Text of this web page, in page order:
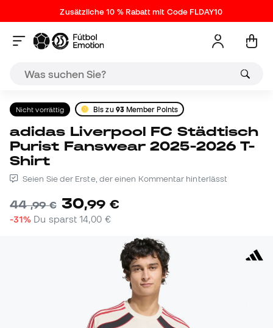
Zusätzliche 10 % Rabatt mit Code FLDAY10
Nicht vorrättig Bis zu 93Member Points
adidas Liverpool FC Städtisch
Purist Fanswear 2025-2026 T-
Shirt
Seien Sie der Erste, der einen Kommentar hinterlässt
44,99 € 30,99 €
-31% Du sparst14,00 €